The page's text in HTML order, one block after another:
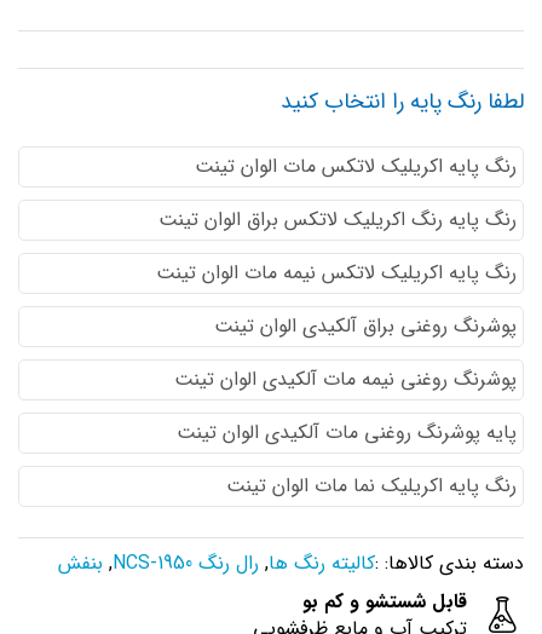
لطفا رنگ پایه را انتخاب کنید
رنگ پایه اكريليك لاتكس مات الوان تینت
رنگ پایه رنگ اكريليك لاتكس براق الوان تینت
رنگ پایه اكريليك لاتكس نيمه مات الوان تینت
پوشرنگ روغنی براق آلکیدی الوان تینت
پوشرنگ روغنی نیمه مات آلکیدی الوان تینت
پایه پوشرنگ روغنی مات آلکیدی الوان تینت
رنگ پایه اکریلیک نما مات الوان تینت
دسته بندی کالاها: :کالیته رنگ ها, رال رنگ NCS-1950 , بنفش
قابل شستشو و کم بو